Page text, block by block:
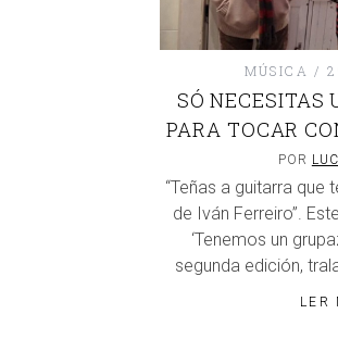
MÚSICA
SÓ NECESITAS
PARA TOCAR
POR
“Teñas a guitarra que
de Iván Ferreiro”.
‘Tenemos un
segunda edición,
LER